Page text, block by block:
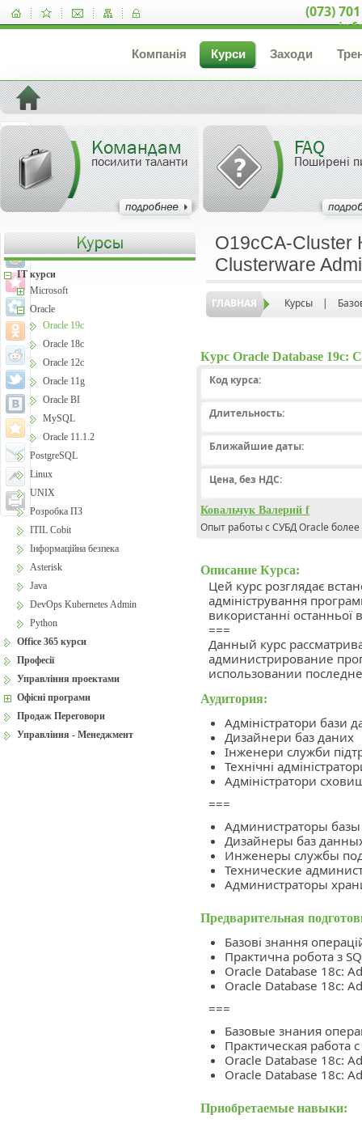
(073)
Компанія Курси Заходи
Командам
посилити таланти
FAQ
Поширені
O19cCA-Cluster
Clusterware
ГЛАВНАЯ Курсы |
Курс Oracle Database 19c:
Код курса:
Длительность:
Ближайшие даты:
Цена, без НДС:
Ковальчук Валерий f
Опыт работы с СУБД Oracle более
Описание Курса:
Цей курс розглядає
адміністрування
використанні останньої
===
Данный курс
администрирование
использовании
Аудитория:
Адміністратори бази
Дизайнери баз даних
Інженери служби
Технічні
Адміністратори
===
Администраторы
Дизайнеры баз
Инженеры службы
Технические
Администраторы
Предварительная
Базові знання
Практична робота з
Oracle Database 18c:
Oracle Database 18c:
===
Базовые знания
Практическая работа
Oracle Database 18c:
Oracle Database 18c:
Приобретаемые навыки:
IT курси
Microsoft
Oracle
Oracle 19c
Oracle 18c
Oracle 12c
Oracle 11g
Oracle BI
MySQL
Oracle 11.1.2
PostgreSQL
Linux
UNIX
Розробка ПЗ
ITIL Cobit
Інформаційна безпека
Asterisk
Java
DevOps Kubernetes Admin
Python
Office 365 курси
Професії
Управління проектами
Офісні програми
Продаж Переговори
Управління - Менеджмент